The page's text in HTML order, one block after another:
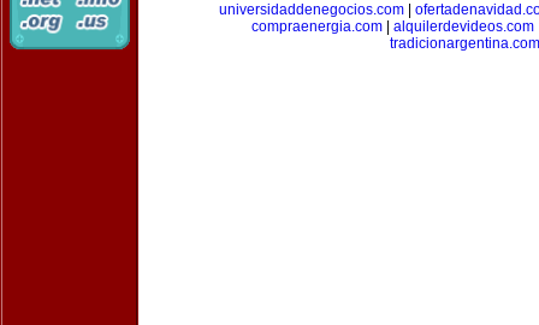
universidaddenegocios.com
compraenergia.com
alquilerdevideos.com
tradicionargentina.com